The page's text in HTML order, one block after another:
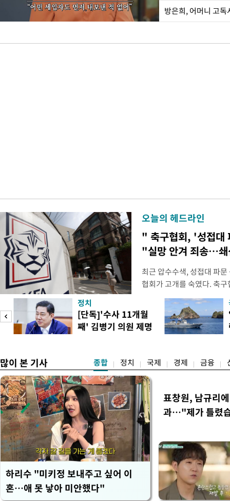
방은희, 어머니 고
오늘의 헤드라인
" 축구협회, '성접대
"실망 안겨 죄송…
최근 압수수색, 성접대 파
협회가 고개를 숙였다. 축
관계자 여러분께 드리는
다. 축구협회는 최근 2026
컵 조별리그 탈락과 관련해
회에서 질타를 받은 데 이
정치
[단독]'수사 11개월
째' 김병기 의원 제명
많이 본 기사 종합 정치 국제 경제 금융
하리수 "미키정 보내주고 싶어 이
혼…애 못 낳아 미안했다"
표창원, 남규리
과…"제가 틀렸